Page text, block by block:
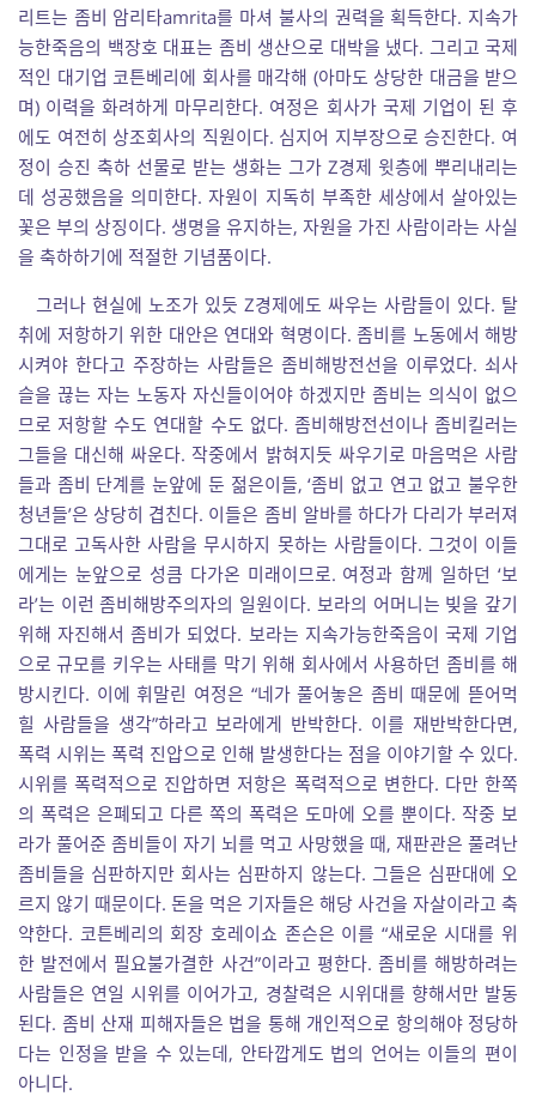
리트는 좀비 암리타amrita를 마셔 불사의 권력을 획득한다. 지속가
능한죽음의 백장호 대표는 좀비 생산으로 대박을 냈다. 그리고 국제
적인 대기업 코튼베리에 회사를 매각해 (아마도 상당한 대금을 받으
며) 이력을 화려하게 마무리한다. 여정은 회사가 국제 기업이 된 후
에도 여전히 상조회사의 직원이다. 심지어 지부장으로 승진한다. 여
정이 승진 축하 선물로 받는 생화는 그가 Z경제 윗층에 뿌리내리는
데 성공했음을 의미한다. 자원이 지독히 부족한 세상에서 살아있는
꽃은 부의 상징이다. 생명을 유지하는, 자원을 가진 사람이라는 사실
을 축하하기에 적절한 기념품이다.
그러나 현실에 노조가 있듯 Z경제에도 싸우는 사람들이 있다. 탈
취에 저항하기 위한 대안은 연대와 혁명이다. 좀비를 노동에서 해방
시켜야 한다고 주장하는 사람들은 좀비해방전선을 이루었다. 쇠사
슬을 끊는 자는 노동자 자신들이어야 하겠지만 좀비는 의식이 없으
므로 저항할 수도 연대할 수도 없다. 좀비해방전선이나 좀비킬러는
그들을 대신해 싸운다. 작중에서 밝혀지듯 싸우기로 마음먹은 사람
들과 좀비 단계를 눈앞에 둔 젊은이들, ‘좀비 없고 연고 없고 불우한
청년들’은 상당히 겹친다. 이들은 좀비 알바를 하다가 다리가 부러져
그대로 고독사한 사람을 무시하지 못하는 사람들이다. 그것이 이들
에게는 눈앞으로 성큼 다가온 미래이므로. 여정과 함께 일하던 ‘보
라’는 이런 좀비해방주의자의 일원이다. 보라의 어머니는 빚을 갚기
위해 자진해서 좀비가 되었다. 보라는 지속가능한죽음이 국제 기업
으로 규모를 키우는 사태를 막기 위해 회사에서 사용하던 좀비를 해
방시킨다. 이에 휘말린 여정은 “네가 풀어놓은 좀비 때문에 뜯어먹
힐 사람들을 생각”하라고 보라에게 반박한다. 이를 재반박한다면,
폭력 시위는 폭력 진압으로 인해 발생한다는 점을 이야기할 수 있다.
시위를 폭력적으로 진압하면 저항은 폭력적으로 변한다. 다만 한쪽
의 폭력은 은폐되고 다른 쪽의 폭력은 도마에 오를 뿐이다. 작중 보
라가 풀어준 좀비들이 자기 뇌를 먹고 사망했을 때, 재판관은 풀려난
좀비들을 심판하지만 회사는 심판하지 않는다. 그들은 심판대에 오
르지 않기 때문이다. 돈을 먹은 기자들은 해당 사건을 자살이라고 축
약한다. 코튼베리의 회장 호레이쇼 존슨은 이를 “새로운 시대를 위
한 발전에서 필요불가결한 사건”이라고 평한다. 좀비를 해방하려는
사람들은 연일 시위를 이어가고, 경찰력은 시위대를 향해서만 발동
된다. 좀비 산재 피해자들은 법을 통해 개인적으로 항의해야 정당하
다는 인정을 받을 수 있는데, 안타깝게도 법의 언어는 이들의 편이
아니다.